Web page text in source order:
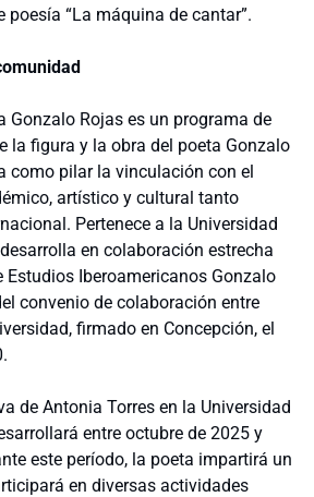
poesía “La máquina de cantar”.
Gonzalo Rojas es un programa de
la figura y la obra del poeta Gonzalo
como pilar la vinculación con el
artístico y cultural tanto
Pertenece a la Universidad
en colaboración estrecha
Estudios Iberoamericanos Gonzalo
convenio de colaboración entre
firmado en Concepción, el
de Antonia Torres en la Universidad
entre octubre de 2025 y
este período, la poeta impartirá un
en diversas actividades